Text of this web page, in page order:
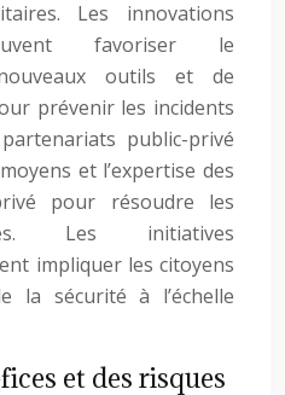
Les innovations
favoriser le
outils et de
prévenir les incidents
public-privé
et l’expertise des
pour résoudre les
Les initiatives
impliquer les citoyens
la sécurité à l’échelle
et des risques